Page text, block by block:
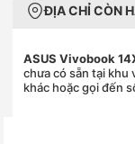
ĐỊA CHỈ CÒN
ASUS Vivobook
chưa có sẵn tại khu
khác hoặc gọi đến